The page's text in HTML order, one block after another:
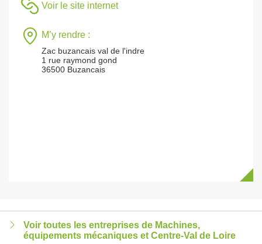
Voir le site internet
M’y rendre :
Zac buzancais val de l'indre
1 rue raymond gond
36500 Buzancais
Voir toutes les entreprises de Machines,
équipements mécaniques et Centre-Val de Loire